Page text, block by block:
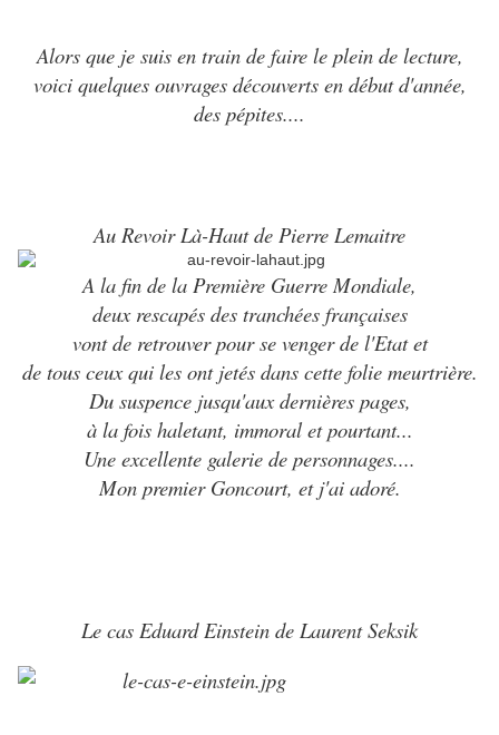
Alors que je suis en train de faire le plein de lecture,
voici quelques ouvrages découverts en début d'année,
des pépites....
Au Revoir Là-Haut de Pierre Lemaitre
A la fin de la Première Guerre Mondiale,
deux rescapés des tranchées françaises
vont de retrouver pour se venger de l'Etat et
de tous ceux qui les ont jetés dans cette folie meurtrière.
Du suspence jusqu'aux dernières pages,
à la fois haletant, immoral et pourtant...
Une excellente galerie de personnages....
Mon premier Goncourt, et j'ai adoré.
Le cas Eduard Einstein de Laurent Seksik